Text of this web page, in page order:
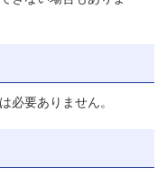
必要ありません。